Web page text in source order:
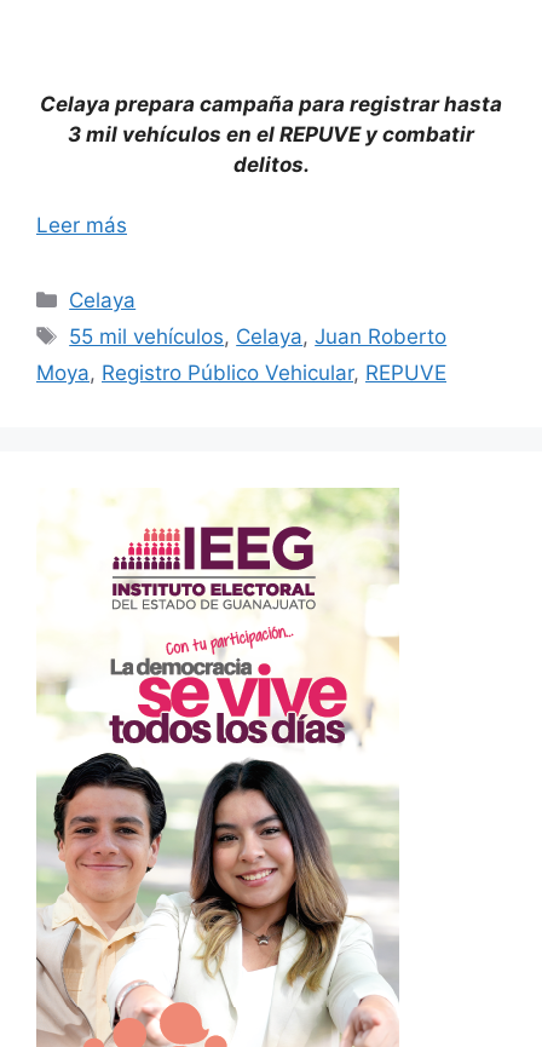
Celaya prepara campaña para registrar hasta
3 mil vehículos en el REPUVE y combatir
delitos.
Leer más
Categorías
Celaya
Etiquetas
55 mil vehículos, Celaya,Juan Roberto
Moya, Registro Público Vehicular, REPUVE